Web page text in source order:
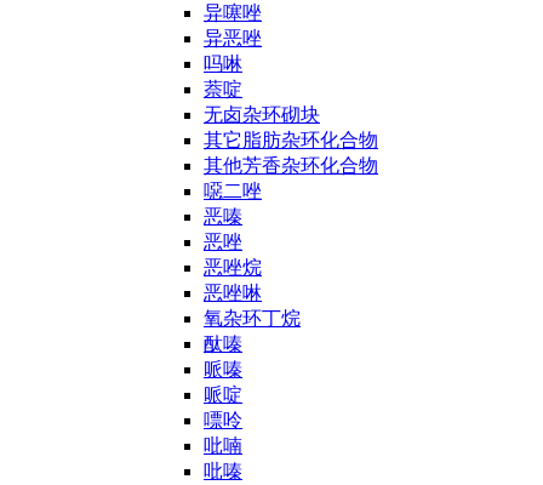
异噻唑
异恶唑
吗啉
萘啶
无卤杂环砌块
其它脂肪杂环化合物
其他芳香杂环化合物
噁二唑
恶嗪
恶唑
恶唑烷
恶唑啉
氧杂环丁烷
酞嗪
哌嗪
哌啶
嘌呤
吡喃
吡嗪